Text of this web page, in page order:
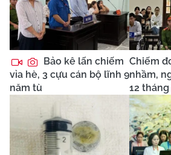
Bảo kê lấn chiếm
vỉa hè, 3 cựu cán bộ lĩnh 9
năm tù
Chiếm
nhầm,
12